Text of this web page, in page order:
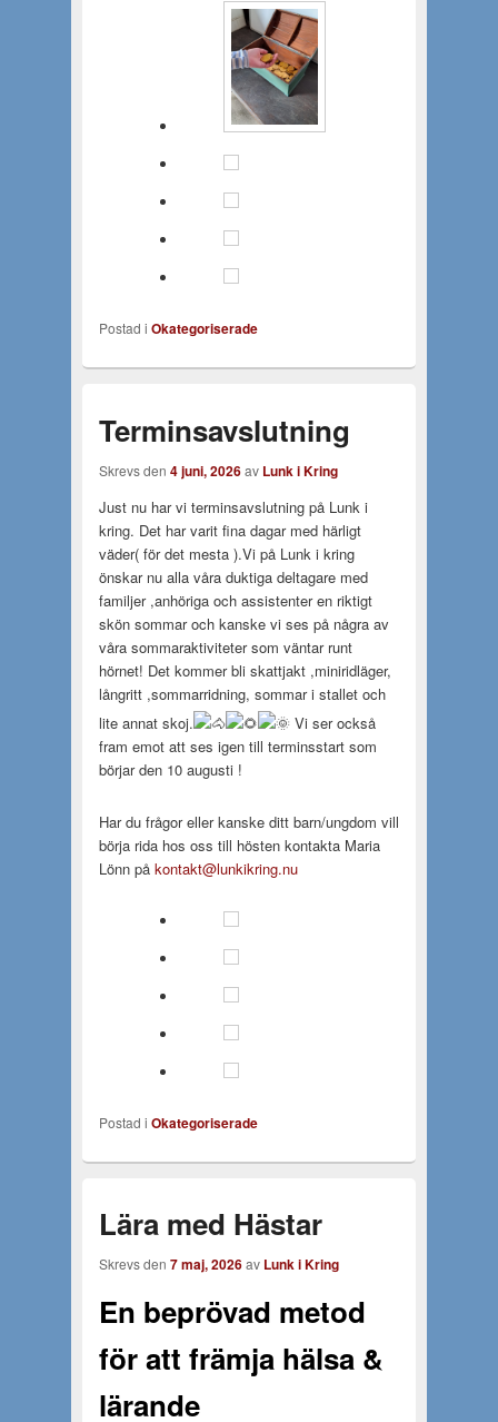
Postad i Okategoriserade
Terminsavslutning
Skrevs den 4 juni, 2026av Lunk i Kring
Just nu har vi terminsavslutning på Lunk i
kring. Det har varit fina dagar med härligt
väder( för det mesta ).Vi på Lunk i kring
önskar nu alla våra duktiga deltagare med
familjer ,anhöriga och assistenter en riktigt
skön sommar och kanske vi ses på några av
våra sommaraktiviteter som väntar runt
hörnet! Det kommer bli skattjakt ,miniridläger,
långritt ,sommarridning, sommar i stallet och
lite annat skoj.
Vi ser också
fram emot att ses igen till terminsstart som
börjar den 10 augusti !
Har du frågor eller kanske ditt barn/ungdom vill
börja rida hos oss till hösten kontakta Maria
Lönn på kontakt@lunkikring.nu
Postad i Okategoriserade
Lära med Hästar
Skrevs den 7 maj, 2026av Lunk i Kring
En beprövad metod
för att främja hälsa &
lärande